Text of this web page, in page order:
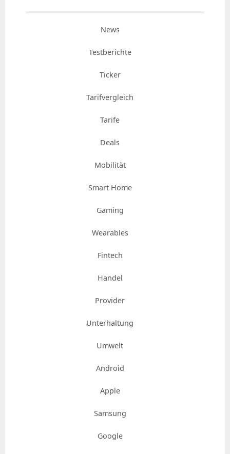
News
Testberichte
Ticker
Tarifvergleich
Tarife
Deals
Mobilität
Smart Home
Gaming
Wearables
Fintech
Handel
Provider
Unterhaltung
Umwelt
Android
Apple
Samsung
Google